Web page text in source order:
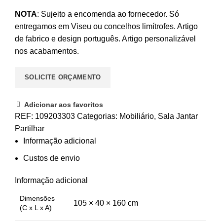
NOTA: Sujeito a encomenda ao fornecedor. Só
entregamos em Viseu ou concelhos limítrofes. Artigo
de fabrico e design português. Artigo personalizável
nos acabamentos.
SOLICITE ORÇAMENTO
Adicionar aos favoritos
REF: 109203303 Categorias: Mobiliário, Sala Jantar
Partilhar
Informação adicional
Custos de envio
Informação adicional
Dimensões
(C x L x A)
105 × 40 × 160 cm